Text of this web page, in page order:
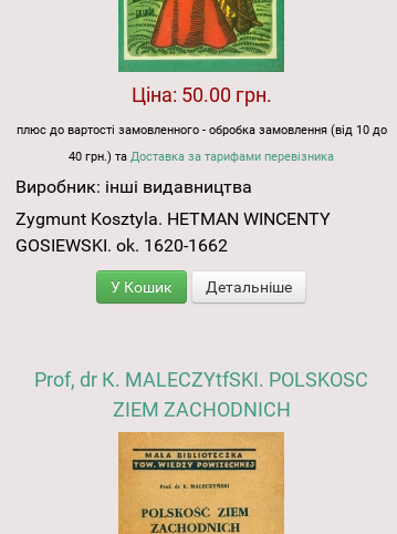
Ціна: 50.00 грн.
плюс до вартості замовленного - обробка замовлення (від 10 до
40 грн.) таДоставка за тарифами перевізника
Виробник: інші видавництва
Zygmunt Kosztyla. HETMAN WINCENTY
GOSIEWSKI. ok. 1620-1662
У Кошик Детальніше
Prof, dr К. MALECZYtfSKI. POLSKOSC
ZIEM ZACHODNICH